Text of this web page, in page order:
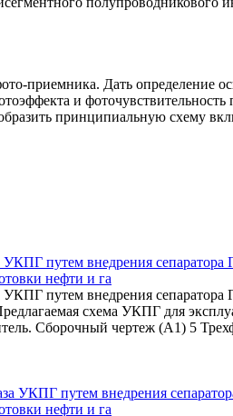
приемника. Дать определение
и фоточувствительность
принципиальную схему
УКПГ путем внедрения
нефти и га
УКПГ путем внедрения
схема УКПГ для
Сборочный чертеж (А1) 5